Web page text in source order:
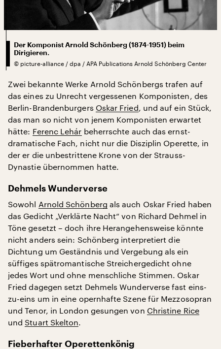
Der Komponist Arnold Schönberg (1874-1951) beim
Dirigieren.
© picture-alliance / dpa / APA Publications Arnold Schönberg Center
Zwei bekannte Werke Arnold Schönbergs trafen auf
das eines zu Unrecht vergessenen Komponisten, des
Berlin-Brandenburgers Oskar Fried, und auf ein Stück,
das man so nicht von jenem Komponisten erwartet
hätte: Ferenc Lehár beherrschte auch das ernst-
dramatische Fach, nicht nur die Disziplin Operette, in
der er die unbestrittene Krone von der Strauss-
Dynastie übernommen hatte.
Dehmels Wunderverse
Sowohl Arnold Schönberg als auch Oskar Fried haben
das Gedicht „Verklärte Nacht“ von Richard Dehmel in
Töne gesetzt – doch ihre Herangehensweise könnte
nicht anders sein: Schönberg interpretiert die
Dichtung um Geständnis und Vergebung als ein
süffiges spätromantische Streichergedicht ohne
jedes Wort und ohne menschliche Stimmen. Oskar
Fried dagegen setzt Dehmels Wunderverse fast eins-
zu-eins um in eine opernhafte Szene für Mezzosopran
und Tenor, in London gesungen von Christine Rice
und Stuart Skelton.
Fieberhafter Operettenkönig